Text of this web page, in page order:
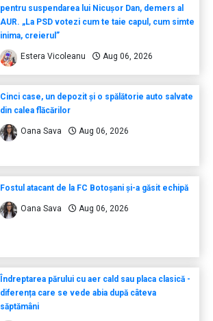
pentru suspendarea lui Nicușor Dan, demers al
AUR. „La PSD votezi cum te taie capul, cum simte
inima, creierul”
Estera Vicoleanu Aug 06, 2026
Cinci case, un depozit și o spălătorie auto salvate
din calea flăcărilor
Oana Sava Aug 06, 2026
Fostul atacant de la FC Botoșani și-a găsit echipă
Oana Sava Aug 06, 2026
Îndreptarea părului cu aer cald sau placa clasică -
diferența care se vede abia după câteva
săptămâni